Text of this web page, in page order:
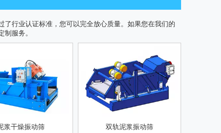
HCS200*2S型号除砂器
了行业认证标准，您可以完全放心质量。如果您在我们的
制服务。
浆干燥振动筛 双轨泥浆振动筛